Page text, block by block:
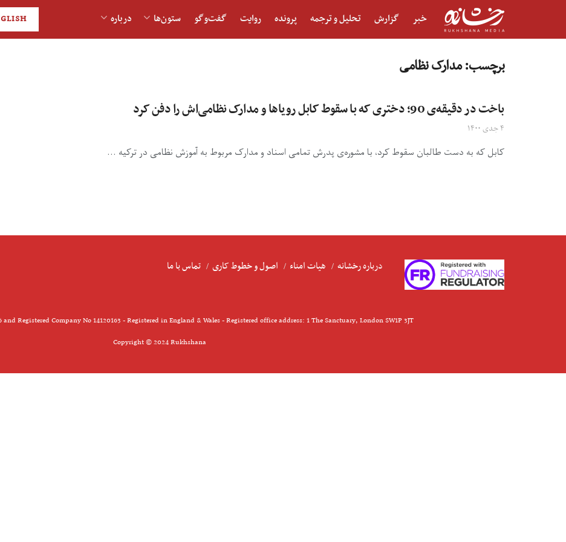
خبر گزارش تحلیل و ترجمه پرونده روایت گفت‌و‎گو ستون‌ها درباره
برچسب:مدارک نظامی
باخت در دقیقه‌ی 90؛ دختری که با سقوط کابل رویاها و مدارک نظامی‌اش را دفن کرد
۴ جدی ۱۴۰۰
کابل که به دست طالبان سقوط کرد، با مشوره‌ی پدرش تمامی اسناد و مدارک مربوط به آموزش نظامی در ترکیه ...
درباره رخشانه هیات امناء اصول و خطوط کاری تماس با ما
Registered Company No 14120163 - Registered in England & Wales - Registered office address: 1 The Sanctuary, London SW1P 3JT
Copyright © 2024 Rukhshana